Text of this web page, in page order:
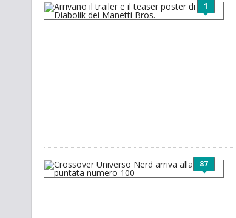
1
87